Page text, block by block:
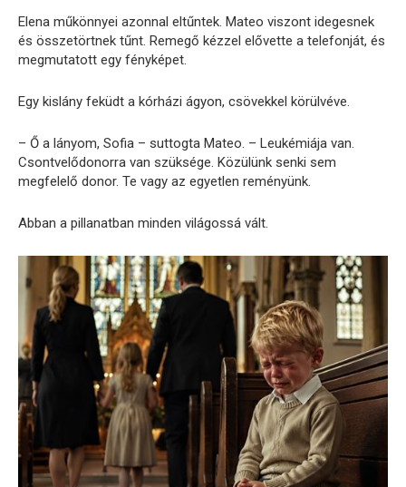
Elena műkönnyei azonnal eltűntek. Mateo viszont idegesnek
és összetörtnek tűnt. Remegő kézzel elővette a telefonját, és
megmutatott egy fényképet.
Egy kislány feküdt a kórházi ágyon, csövekkel körülvéve.
– Ő a lányom, Sofia – suttogta Mateo. – Leukémiája van.
Csontvelődonorra van szüksége. Közülünk senki sem
megfelelő donor. Te vagy az egyetlen reményünk.
Abban a pillanatban minden világossá vált.